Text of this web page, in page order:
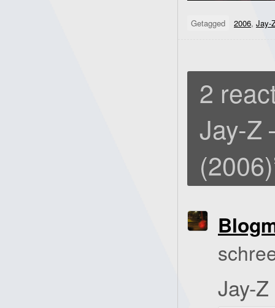
Getagged 2006, Jay-
2
Jay-Z
(2006)
Jay-